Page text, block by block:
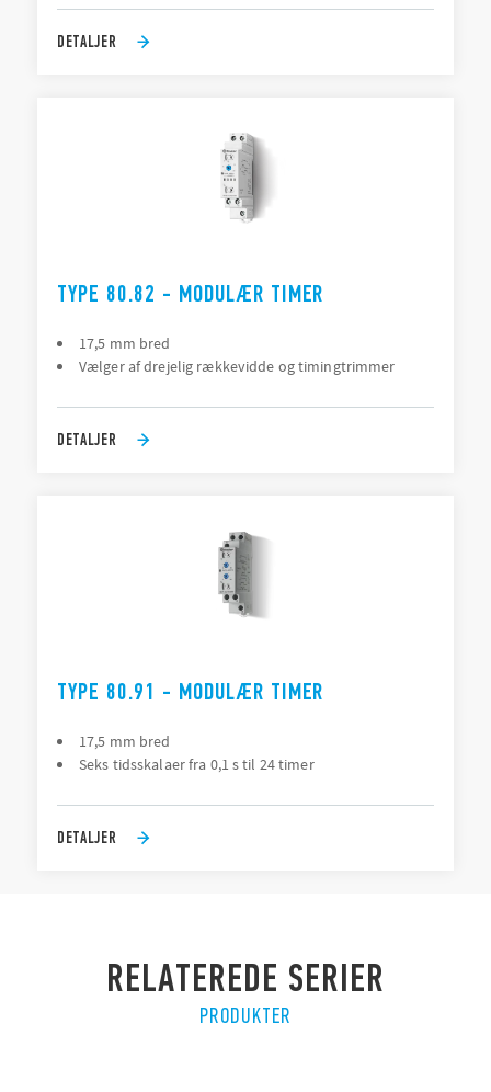
DETALJER
TYPE 80.82 - MODULÆR TIMER
17,5 mm bred
Vælger af drejelig rækkevidde og timingtrimmer
DETALJER
TYPE 80.91 - MODULÆR TIMER
17,5 mm bred
Seks tidsskalaer fra 0,1 s til 24 timer
DETALJER
RELATEREDE SERIER
PRODUKTER